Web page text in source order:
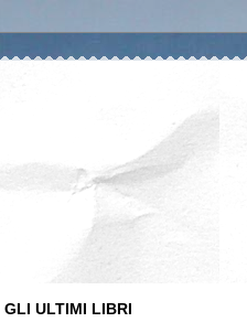
GLI ULTIMI LIBRI